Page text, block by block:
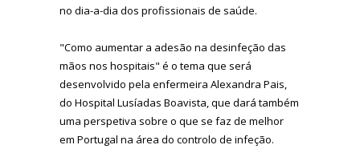
no dia-a-dia dos profissionais de saúde.
"Como aumentar a adesão na desinfeção das
mãos nos hospitais" é o tema que será
desenvolvido pela enfermeira Alexandra Pais,
do Hospital Lusíadas Boavista, que dará também
uma perspetiva sobre o que se faz de melhor
em Portugal na área do controlo de infeção.